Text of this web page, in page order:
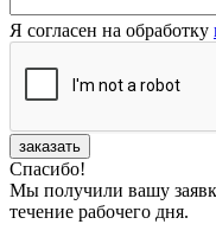
Я согласен на обработку
заказать
Спасибо!
Мы получили вашу
течение рабочего дня.